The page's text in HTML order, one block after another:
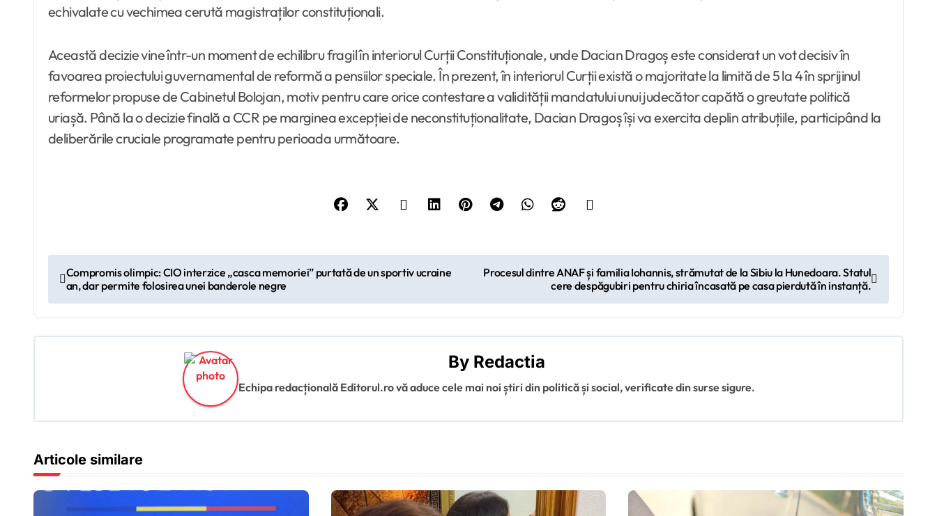
echivalate cu vechimea cerută magistraților constituționali.
Această decizie vine într-un moment de echilibru fragil în interiorul Curții Constituționale, unde Dacian Dragoș este considerat un vot decisiv în
favoarea proiectului guvernamental de reformă a pensiilor speciale. În prezent, în interiorul Curții există o majoritate la limită de 5 la 4 în sprijinul
reformelor propuse de Cabinetul Bolojan, motiv pentru care orice contestare a validității mandatului unui judecător capătă o greutate politică
uriașă. Până la o decizie finală a CCR pe marginea excepției de neconstituționalitate, Dacian Dragoș își va exercita deplin atribuțiile, participând la
deliberările cruciale programate pentru perioada următoare.
N
a
v
e
î
Compromis olimpic: CIO interzice „casca memoriei” purtată de un sportiv ucraine
an, dar permite folosirea unei banderole negre
Procesul dintre ANAF și familia Iohannis, strămutat de la Sibiu la Hunedoara. Statul
cere despăgubiri pentru chiria încasată pe casa pierdută în instanță.
By Redactia
Echipa redacțională Editorul.ro vă aduce cele mai noi știri din politică și social, verificate din surse sigure.
Articole similare